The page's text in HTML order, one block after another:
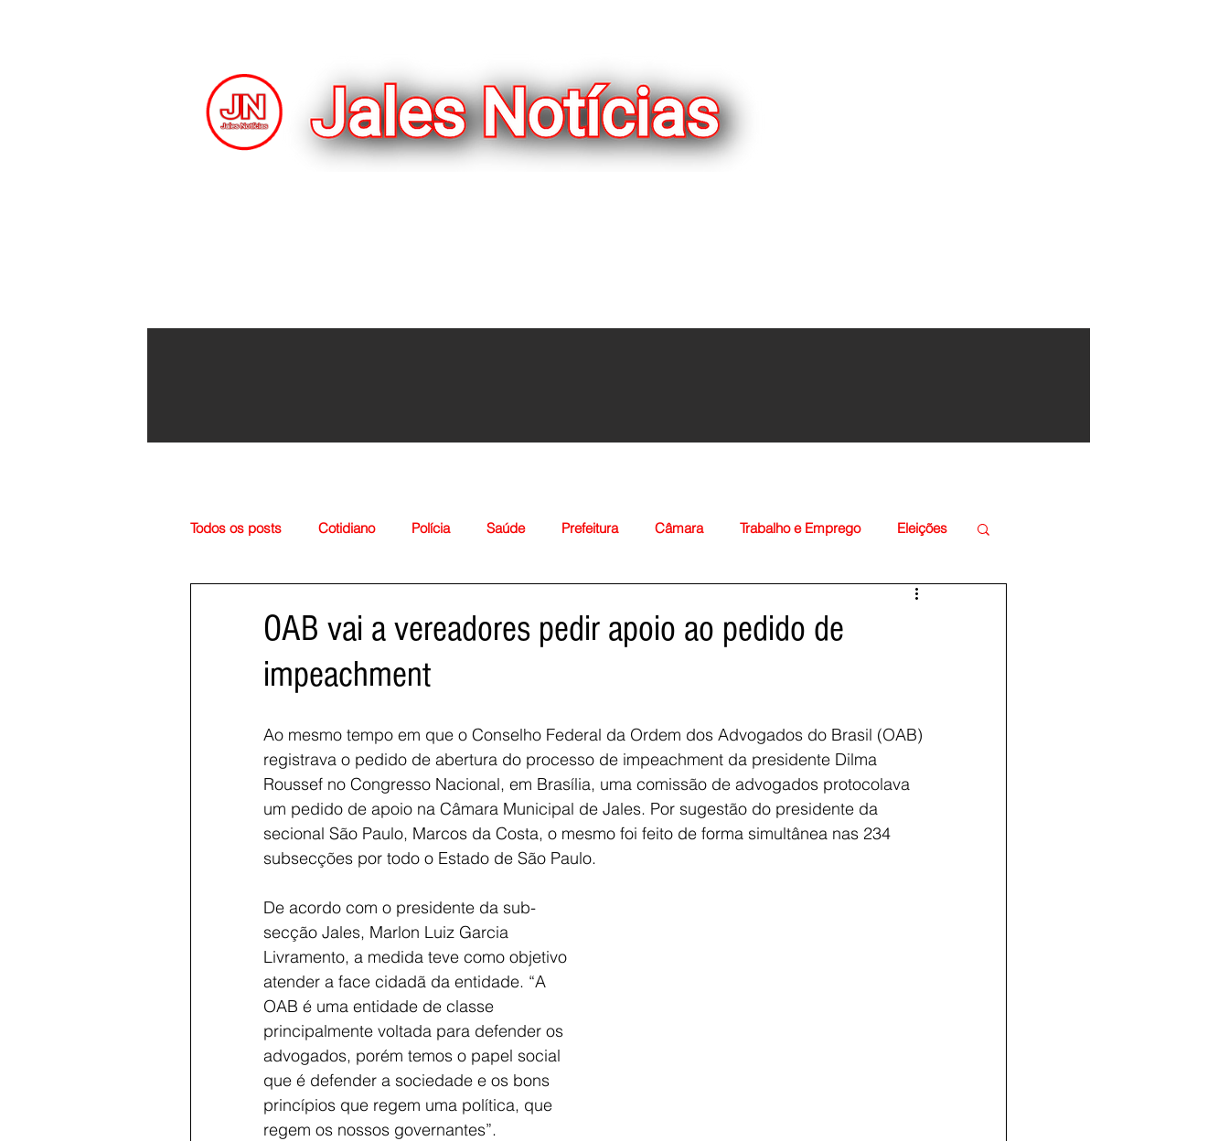
Voltar
Todos os posts Cotidiano Polícia Saúde Prefeitura Câmara Trabalho e Emprego Eleições
OAB vai a vereadores pedir apoio ao pedido de
impeachment
Ao mesmo tempo em que o Conselho Federal da Ordem dos Advogados do Brasil (OAB)
registrava o pedido de abertura do processo de impeachment da presidente Dilma
Roussef no Congresso Nacional, em Brasília, uma comissão de advogados protocolava
um pedido de apoio na Câmara Municipal de Jales. Por sugestão do presidente da
secional São Paulo, Marcos da Costa, o mesmo foi feito de forma simultânea nas 234
subsecções por todo o Estado de São Paulo.
De acordo com o presidente da sub-
secção Jales, Marlon Luiz Garcia
Livramento, a medida teve como objetivo
atender a face cidadã da entidade. “A
OAB é uma entidade de classe
principalmente voltada para defender os
advogados, porém temos o papel social
que é defender a sociedade e os bons
princípios que regem uma política, que
regem os nossos governantes”.